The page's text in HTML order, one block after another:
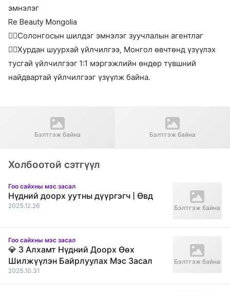
эмнэлэг
Re Beauty Mongolia
👉🏻Солонгосын шилдэг эмнэлэг зуучлалын агентлаг
👉🏻Хурдан шуурхай үйлчилгээ, Монгол өвчтөнд үзүүлэх
тусгай үйлчилгээг 1:1 мэргэжлийн өндөр түвшний
найдвартай үйлчилгээг үзүүлж байна.
Өмнөх нийтлэл
Re Beauty Mongolia
"Солонгосын шилдэг гоо
Бэлтгэж байна
Дараагийн нийтлэл
" Том жижиг нүд засах
хагалгаа " Wonderful Plastic
Бэлтгэж байна
Холбоотой сэтгүүл
Гоо сайхны мэс засал
Нүдний доорх уутны дүүргэгч | Өвд
2025.12.26 Бэлтгэж байна
Гоо сайхны мэс засал
💎 3 Алхамт Нүдний Доорх Өөх
Шилжүүлэн Байрлуулах Мэс Засал
2025.10.31
Бэлтгэж байна